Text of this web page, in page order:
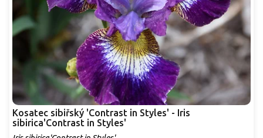
t
ů
Kosatec sibiřský 'Contrast in Styles' - Iris
sibirica'Contrast in Styles'